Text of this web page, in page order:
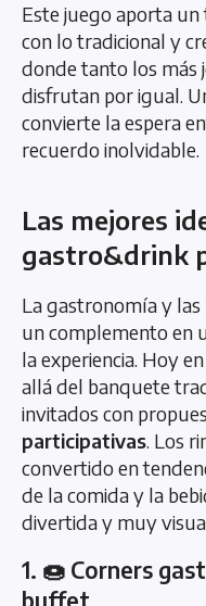
Este juego aporta
con lo tradicional y
donde tanto los más
disfrutan por igual.
convierte la espera
recuerdo inolvidable.
Las mejores
gastro&drink
La gastronomía y
un complemento en
la experiencia. Hoy
allá del banquete
invitados con
participativas. Los
convertido en
de la comida y la
divertida y muy
1. 🍩 Corners